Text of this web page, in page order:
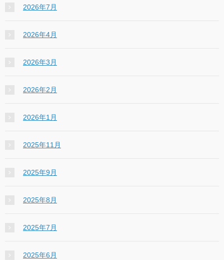
2026年7月
2026年4月
2026年3月
2026年2月
2026年1月
2025年11月
2025年9月
2025年8月
2025年7月
2025年6月